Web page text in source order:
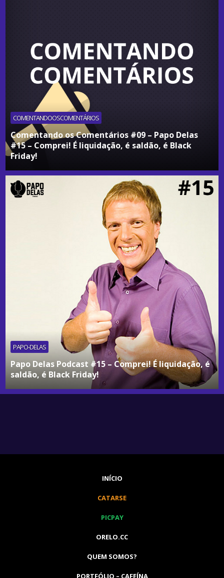
COMENTANDOOSCOMENTÁRIOS
Comentando os Comentários #09 – Papo Delas
#15 – Comprei! É liquidação, é saldão, é Black
Friday!
PAPO-DELAS
Papo Delas Podcast #15 – Comprei! É liquidação, é
saldão, é Black Friday!
INÍCIO
CATARSE
PICPAY
ORELO.CC
QUEM SOMOS?
PORTFÓLIO – CAFEÍNA